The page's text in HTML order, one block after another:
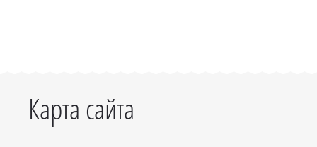
Карта сайта